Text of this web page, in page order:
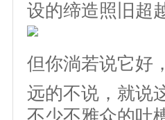
设的缔造照旧超
但你淌若说它好
远的不说，就说